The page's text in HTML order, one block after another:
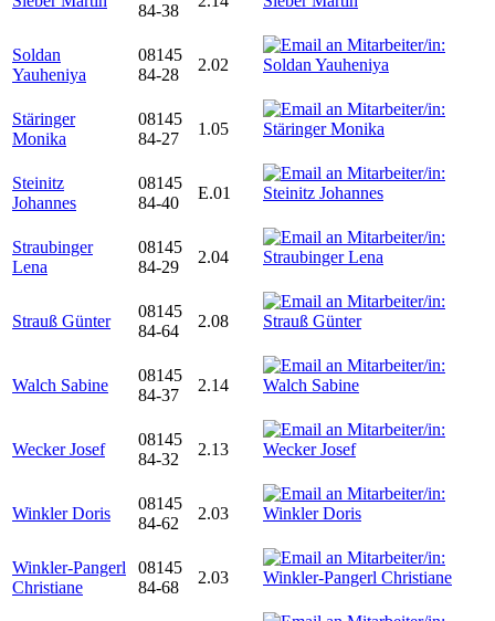
84-38
Soldan
Yauheniya
08145
84-28
2.02
Stäringer
Monika
08145
84-27
1.05
Steinitz
Johannes
08145
84-40
E.01
Straubinger
Lena
08145
84-29
2.04
Strauß Günter
08145
84-64
2.08
Walch Sabine
08145
84-37
2.14
Wecker Josef
08145
84-32
2.13
Winkler Doris
08145
84-62
2.03
Winkler-Pangerl
Christiane
08145
84-68
2.03